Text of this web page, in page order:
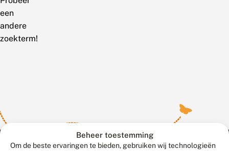
Beheer toestemming
Om de beste ervaringen te bieden, gebruiken wij technologieën
een
andere
zoekterm!